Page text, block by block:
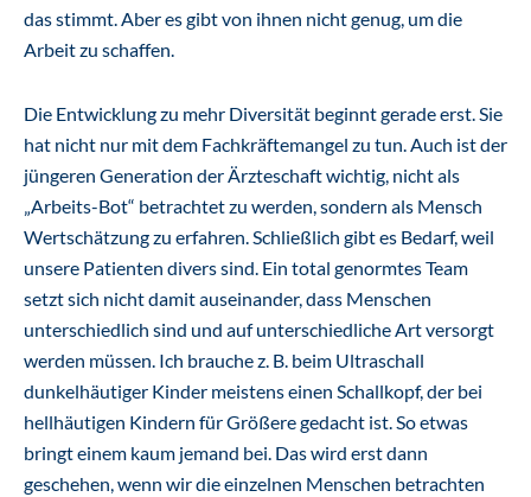
das stimmt. Aber es gibt von ihnen nicht genug, um die
Arbeit zu schaffen.
Die Entwicklung zu mehr Diversität beginnt gerade erst. Sie
hat nicht nur mit dem Fachkräftemangel zu tun. Auch ist der
jüngeren Generation der Ärzteschaft wichtig, nicht als
„Arbeits-Bot“ betrachtet zu werden, sondern als Mensch
Wertschätzung zu erfahren. Schließlich gibt es Bedarf, weil
unsere Patienten divers sind. Ein total genormtes Team
setzt sich nicht damit auseinander, dass Menschen
unterschiedlich sind und auf unterschiedliche Art versorgt
werden müssen. Ich brauche z. B. beim Ultraschall
dunkelhäutiger Kinder meistens einen Schallkopf, der bei
hellhäutigen Kindern für Größere gedacht ist. So etwas
bringt einem kaum jemand bei. Das wird erst dann
geschehen, wenn wir die einzelnen Menschen betrachten